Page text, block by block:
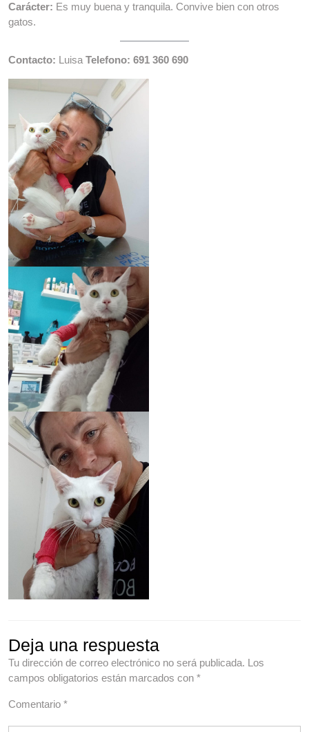
Carácter: Es muy buena y tranquila. Convive bien con otros
gatos.
Contacto: Luisa Telefono: 691 360 690
Deja una respuesta
Tu dirección de correo electrónico no será publicada. Los
campos obligatorios están marcados con *
Comentario *